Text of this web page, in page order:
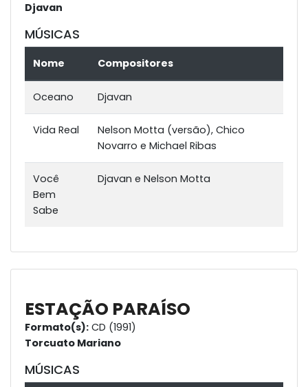
Djavan
MÚSICAS
Nome Compositores
Oceano Djavan
Vida Real
Nelson Motta (versão), Chico
Novarro e Michael Ribas
Você
Bem
Sabe
Djavan e Nelson Motta
ESTAÇÃO PARAÍSO
Formato(s): CD (1991)
Torcuato Mariano
MÚSICAS